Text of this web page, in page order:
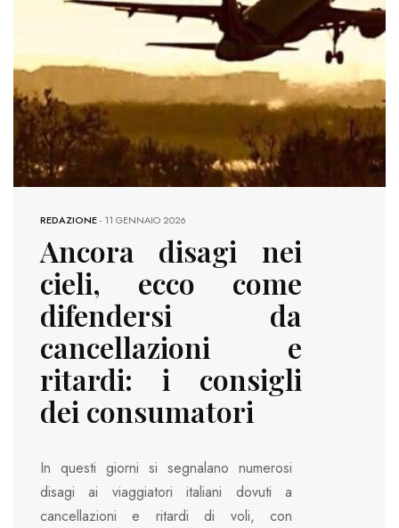
REDAZIONE-11 GENNAIO 2026
Ancora disagi nei
cieli, ecco come
difendersi da
cancellazioni e
ritardi: i consigli
dei consumatori
In questi giorni si segnalano numerosi
disagi ai viaggiatori italiani dovuti a
cancellazioni e ritardi di voli, con